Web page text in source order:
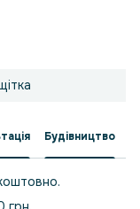
Будівництво